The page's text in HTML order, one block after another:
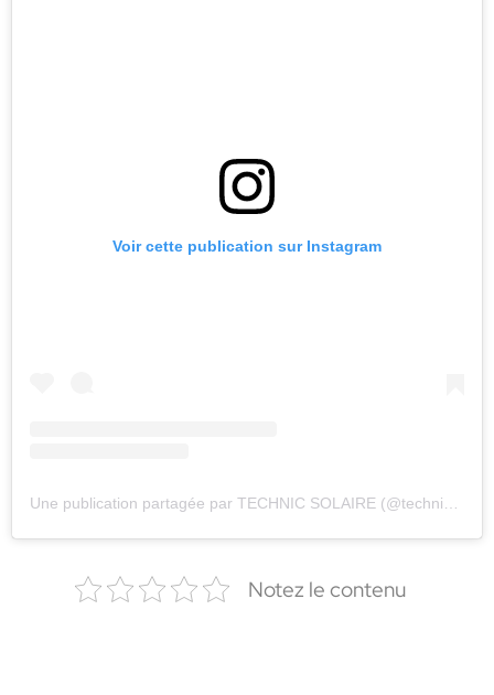
Voir cette publication sur Instagram
Notez le contenu